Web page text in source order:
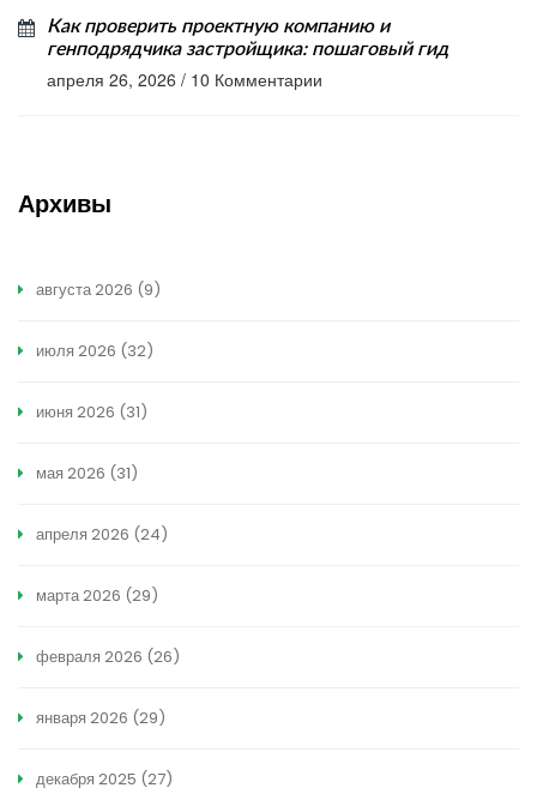
Как проверить проектную компанию и
генподрядчика застройщика: пошаговый гид
апреля 26, 2026 / 10 Комментарии
Архивы
августа 2026 (9)
июля 2026 (32)
июня 2026 (31)
мая 2026 (31)
апреля 2026 (24)
марта 2026 (29)
февраля 2026 (26)
января 2026 (29)
декабря 2025 (27)